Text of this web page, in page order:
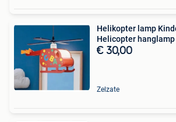
Helikopter lamp
Helicopter
€ 30,00
Zelzate